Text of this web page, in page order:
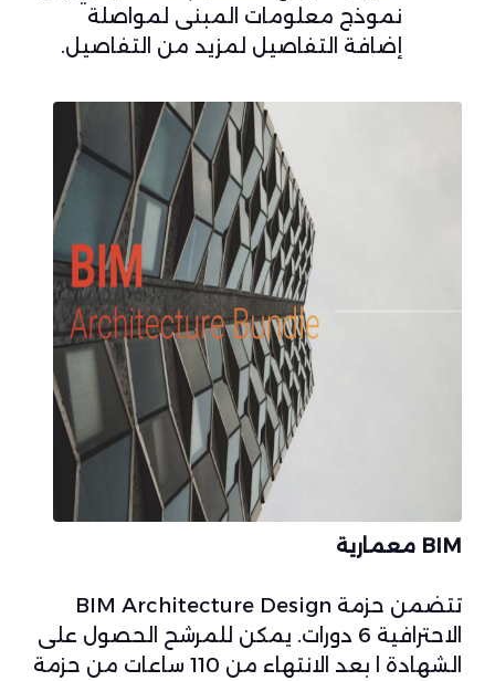
نموذج معلومات المبنى لمواصلة
إضافة التفاصيل لمزيد من التفاصيل.
BIM معمارية
تتضمن حزمة BIM Architecture Design
الاحترافية 6 دورات. يمكن للمرشح الحصول على
الشهادة ا بعد الانتهاء من 110 ساعات من حزمة